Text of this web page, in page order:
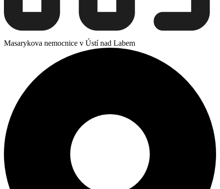
Masarykova nemocnice v Ústí nad Labem